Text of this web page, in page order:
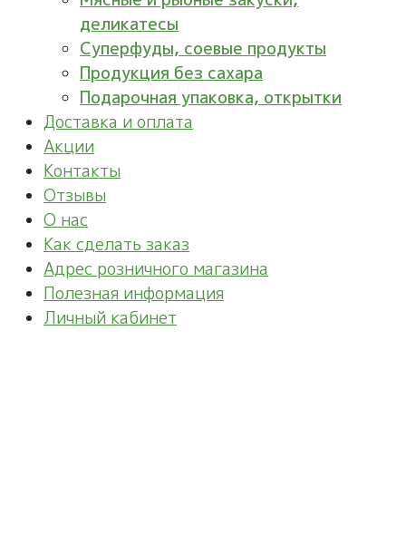
деликатесы
Суперфуды, соевые продукты
Продукция без сахара
Подарочная упаковка, открытки
Доставка и оплата
Акции
Контакты
Отзывы
О нас
Как сделать заказ
Адрес розничного магазина
Полезная информация
Личный кабинет